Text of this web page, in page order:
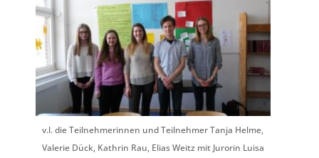
v.l. die Teilnehmerinnen und Teilnehmer Tanja Helme,
Valerie Dück, Kathrin Rau, Elias Weitz mit Jurorin Luisa